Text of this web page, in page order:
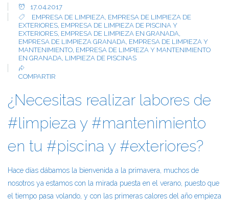
17.04.2017
EMPRESA DE LIMPIEZA, EMPRESA DE LIMPIEZA DE
EXTERIORES, EMPRESA DE LIMPIEZA DE PISCINA Y
EXTERIORES, EMPRESA DE LIMPIEZA EN GRANADA,
EMPRESA DE LIMPIEZA GRANADA, EMPRESA DE LIMPIEZA Y
MANTENIMIENTO, EMPRESA DE LIMPIEZA Y MANTENIMIENTO
EN GRANADA, LIMPIEZA DE PISCINAS
COMPARTIR
¿Necesitas realizar labores de
#limpieza y #mantenimiento
en tu #piscina y #exteriores?
Hace días dábamos la bienvenida a la primavera, muchos de
nosotros ya estamos con la mirada puesta en el verano, puesto que
el tiempo pasa volando, y con las primeras calores del año empieza